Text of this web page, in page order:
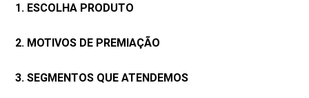
1. ESCOLHA PRODUTO
2. MOTIVOS DE PREMIAÇÃO
3. SEGMENTOS QUE ATENDEMOS